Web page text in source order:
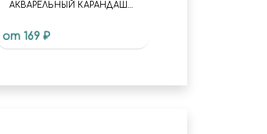
АКВАРЕЛЬНЫЙ КАРАНДАШ
PENCIL YELLOW
от 169 ₽